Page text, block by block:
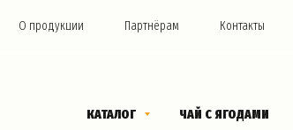
О продукции Партнёрам Контакты
КАТАЛОГ ЧАЙ С ЯГОДАМИ